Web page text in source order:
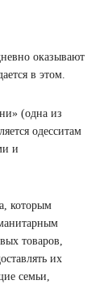
оказывают
в этом.
(одна из
одесситам
и
которым
товаров,
их
семьи,